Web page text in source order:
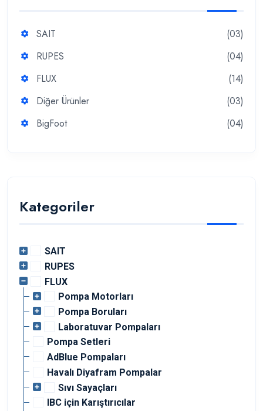
SAIT
(03)
RUPES
(04)
FLUX
(14)
Diğer Ürünler
(03)
BigFoot
(04)
Kategoriler
SAIT
RUPES
FLUX
Pompa Motorları
Pompa Boruları
Laboratuvar Pompaları
Pompa Setleri
AdBlue Pompaları
Havalı Diyafram Pompalar
Sıvı Sayaçları
IBC için Karıştırıcılar